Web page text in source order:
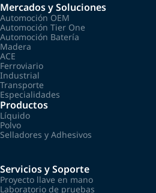
Mercados y Soluciones
Automoción OEM
Automoción Tier One
Automoción Batería
Madera
ACE
Ferroviario
Industrial
Transporte
Especialidades
Productos
Líquido
Polvo
Selladores y Adhesivos
Servicios y Soporte
Proyecto llave en mano
Laboratorio de pruebas